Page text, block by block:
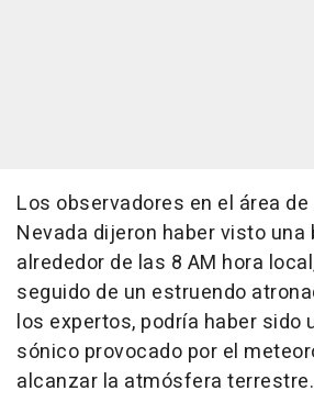
Los observadores en el área
Nevada dijeron haber visto una
alrededor de las 8 AM hora
seguido de un estruendo
los expertos, podría haber sido
sónico provocado por el
alcanzar la atmósfera terrestre.